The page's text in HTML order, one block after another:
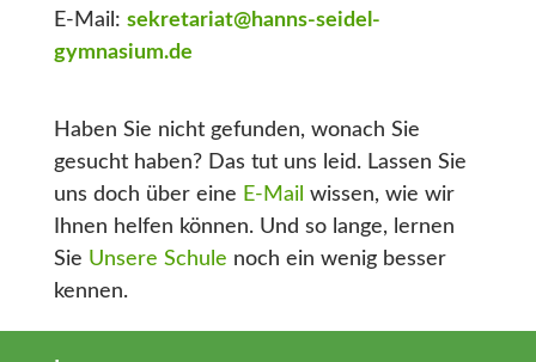
E-Mail: sekretariat@hanns-seidel-
gymnasium.de
Haben Sie nicht gefunden, wonach Sie
gesucht haben? Das tut uns leid. Lassen Sie
uns doch über eine E-Mail wissen, wie wir
Ihnen helfen können. Und so lange, lernen
Sie Unsere Schule noch ein wenig besser
kennen.